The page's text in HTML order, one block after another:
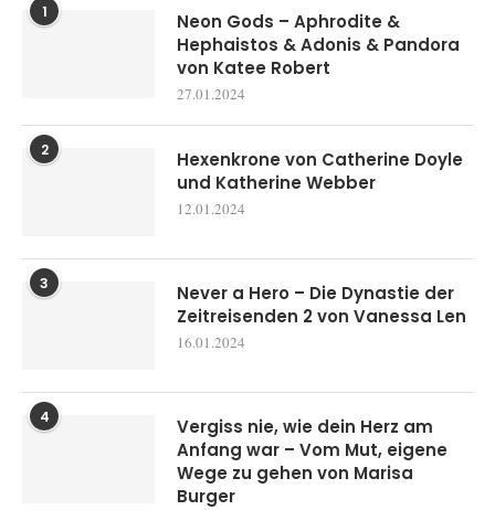
1
Neon Gods – Aphrodite &
Hephaistos & Adonis & Pandora
von Katee Robert
27.01.2024
2
Hexenkrone von Catherine Doyle
und Katherine Webber
12.01.2024
3
Never a Hero – Die Dynastie der
Zeitreisenden 2 von Vanessa Len
16.01.2024
4
Vergiss nie, wie dein Herz am
Anfang war – Vom Mut, eigene
Wege zu gehen von Marisa
Burger